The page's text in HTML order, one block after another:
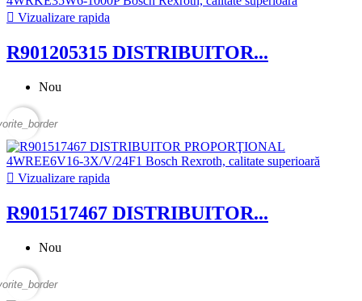
 Vizualizare rapida
R901205315 DISTRIBUITOR...
Nou
 Vizualizare rapida
R901517467 DISTRIBUITOR...
Nou